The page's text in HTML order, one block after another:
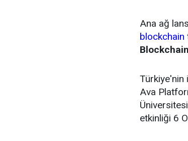
Ana ağ
blockchain
Türkiye'nin
Ava
etkinliği 6